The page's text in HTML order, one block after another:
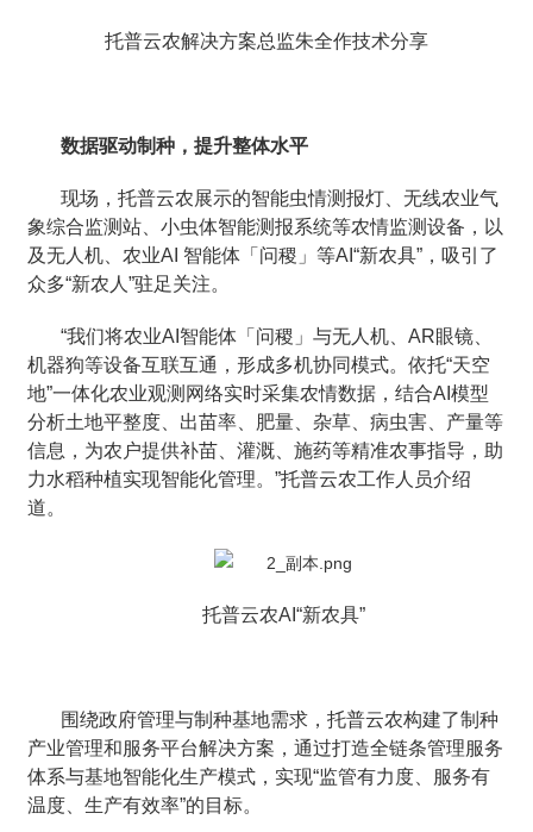
托普云农解决方案总监朱全作技术分享
数据驱动制种，提升整体水平
现场，托普云农展示的智能虫情测报灯、无线农业气
象综合监测站、小虫体智能测报系统等农情监测设备，以
及无人机、农业AI 智能体「问稷」等AI“新农具”，吸引了
众多“新农人”驻足关注。
“我们将农业AI智能体「问稷」与无人机、AR眼镜、
机器狗等设备互联互通，形成多机协同模式。依托“天空
地”一体化农业观测网络实时采集农情数据，结合AI模型
分析土地平整度、出苗率、肥量、杂草、病虫害、产量等
信息，为农户提供补苗、灌溉、施药等精准农事指导，助
力水稻种植实现智能化管理。”托普云农工作人员介绍
道。
托普云农AI“新农具”
围绕政府管理与制种基地需求，托普云农构建了制种
产业管理和服务平台解决方案，通过打造全链条管理服务
体系与基地智能化生产模式，实现“监管有力度、服务有
温度、生产有效率”的目标。